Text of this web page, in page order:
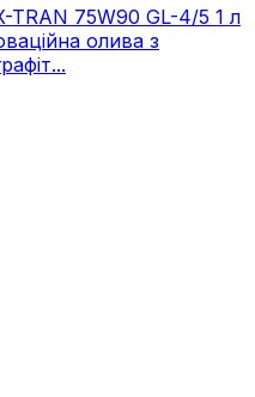
TRAN 75W90 GL-4/5 1 л
олива з